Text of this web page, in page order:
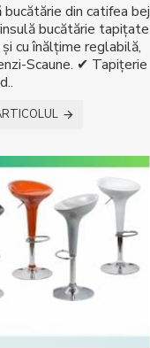
bucătărie din catifea bej
bucătărie tapițate
cu înălțime reglabilă,
Scaune. ✔ Tapițerie
d..